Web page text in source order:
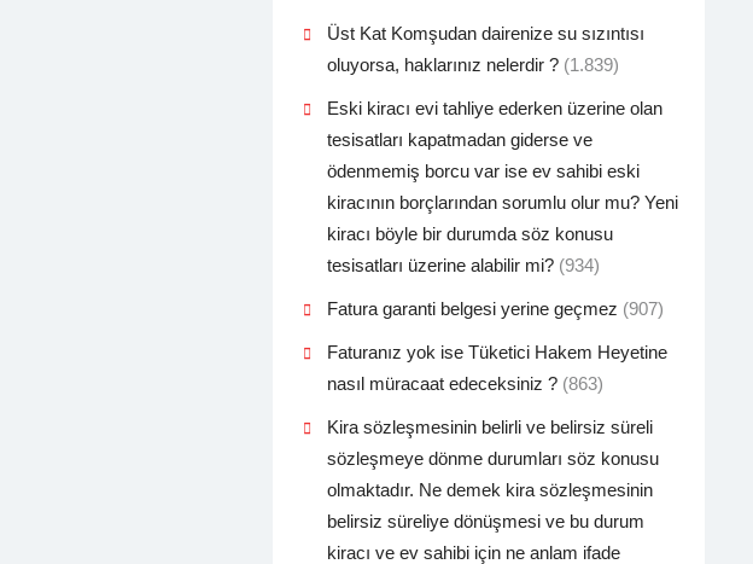
Üst Kat Komşudan dairenize su sızıntısı
oluyorsa, haklarınız nelerdir ? (1.839)
Eski kiracı evi tahliye ederken üzerine olan
tesisatları kapatmadan giderse ve
ödenmemiş borcu var ise ev sahibi eski
kiracının borçlarından sorumlu olur mu? Yeni
kiracı böyle bir durumda söz konusu
tesisatları üzerine alabilir mi? (934)
Fatura garanti belgesi yerine geçmez (907)
Faturanız yok ise Tüketici Hakem Heyetine
nasıl müracaat edeceksiniz ? (863)
Kira sözleşmesinin belirli ve belirsiz süreli
sözleşmeye dönme durumları söz konusu
olmaktadır. Ne demek kira sözleşmesinin
belirsiz süreliye dönüşmesi ve bu durum
kiracı ve ev sahibi için ne anlam ifade